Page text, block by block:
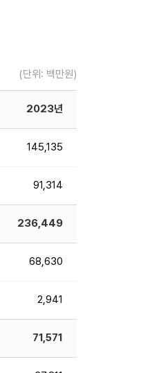
(단위: 백만원)
2023년
145,135
91,314
236,449
68,630
2,941
71,571